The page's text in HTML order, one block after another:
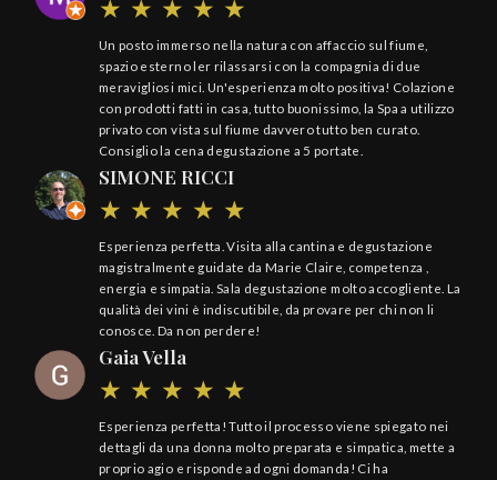
Un posto immerso nella natura con affaccio sul fiume,
spazio esterno ler rilassarsi con la compagnia di due
meravigliosi mici. Un'esperienza molto positiva! Colazione
con prodotti fatti in casa, tutto buonissimo, la Spa a utilizzo
privato con vista sul fiume davvero tutto ben curato.
Consiglio la cena degustazione a 5 portate.
SIMONE RICCI
Esperienza perfetta. Visita alla cantina e degustazione
magistralmente guidate da Marie Claire, competenza ,
energia e simpatia. Sala degustazione molto accogliente. La
qualità dei vini è indiscutibile, da provare per chi non li
conosce. Da non perdere!
Gaia Vella
Esperienza perfetta! Tutto il processo viene spiegato nei
dettagli da una donna molto preparata e simpatica, mette a
proprio agio e risponde ad ogni domanda! Ci ha